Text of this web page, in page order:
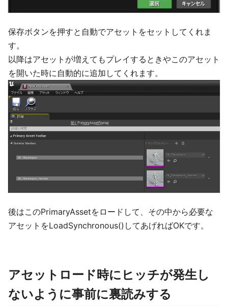
保存ボタンを押すと自動でアセットをセットしてくれま
す。
以降はアセットが増えてもプレイするときやこのアセット
を開いた時に自動的に追加してくれます。
後はこのPrimaryAssetをロードして、その中から必要な
アセットをLoadSynchronous()してあげればOKです。
アセットロード時にヒッチが発生し
ないように事前に裏読みする